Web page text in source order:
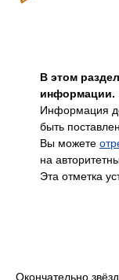
В этом
информации.
Информация
быть
Вы можете
на
Эта отметка
Окончательно